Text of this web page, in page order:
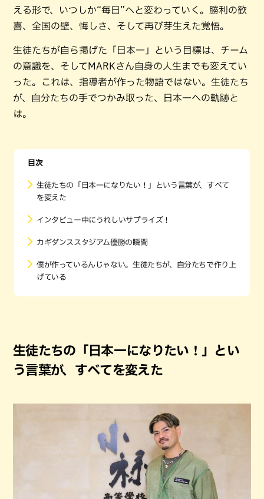
える形で、いつしか“毎日”へと変わっていく。勝利の歓
喜、全国の壁、悔しさ、そして再び芽生えた覚悟。
生徒たちが自ら掲げた「日本一」という目標は、チーム
の意識を、そしてMARKさん自身の人生までも変えてい
った。これは、指導者が作った物語ではない。生徒たち
が、自分たちの手でつかみ取った、日本一への軌跡と
は。
目次
生徒たちの「日本一になりたい！」という言葉が、すべて
を変えた
インタビュー中にうれしいサプライズ！
カギダンススタジアム優勝の瞬間
僕が作っているんじゃない。生徒たちが、自分たちで作り上
げている
生徒たちの「日本一になりたい！」とい
う言葉が、すべてを変えた